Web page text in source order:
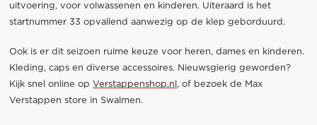
uitvoering, voor volwassenen en kinderen. Uiteraard is het
startnummer 33 opvallend aanwezig op de klep geborduurd.
Ook is er dit seizoen ruime keuze voor heren, dames en kinderen.
Kleding, caps en diverse accessoires. Nieuwsgierig geworden?
Kijk snel online op Verstappenshop.nl , of bezoek de Max
Verstappen store in Swalmen.